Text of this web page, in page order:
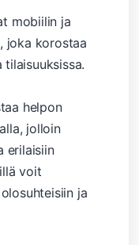
mobiilin ja
joka korostaa
helpon
jolloin
erilaisiin
voit
ja